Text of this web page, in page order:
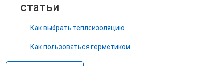
статьи
Как выбрать теплоизоляцию
Как пользоваться герметиком